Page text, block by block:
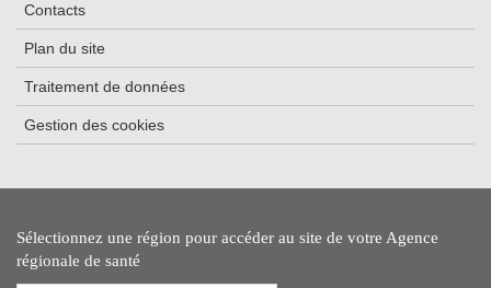
Contacts
Plan du site
Traitement de données
Gestion des cookies
Sélectionnez une région pour accéder au site de votre Agence
régionale de santé